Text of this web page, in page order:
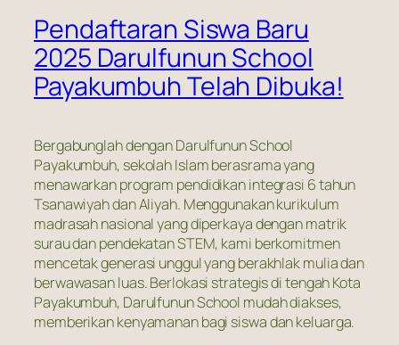
Pendaftaran Siswa Baru
2025 Darulfunun School
Payakumbuh Telah Dibuka!
Bergabunglah dengan Darulfunun School
Payakumbuh, sekolah Islam berasrama yang
menawarkan program pendidikan integrasi 6 tahun
Tsanawiyah dan Aliyah. Menggunakan kurikulum
madrasah nasional yang diperkaya dengan matrik
surau dan pendekatan STEM, kami berkomitmen
mencetak generasi unggul yang berakhlak mulia dan
berwawasan luas. Berlokasi strategis di tengah Kota
Payakumbuh, Darulfunun School mudah diakses,
memberikan kenyamanan bagi siswa dan keluarga.